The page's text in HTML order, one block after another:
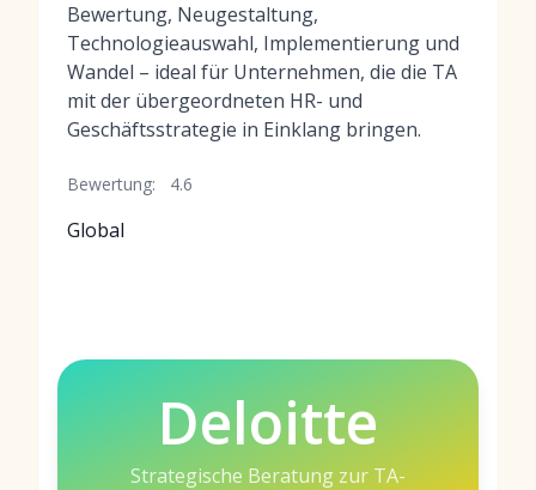
Bewertung, Neugestaltung,
Technologieauswahl, Implementierung und
Wandel – ideal für Unternehmen, die die TA
mit der übergeordneten HR- und
Geschäftsstrategie in Einklang bringen.
Bewertung: 4.6
Global
Deloitte
Strategische Beratung zur TA-